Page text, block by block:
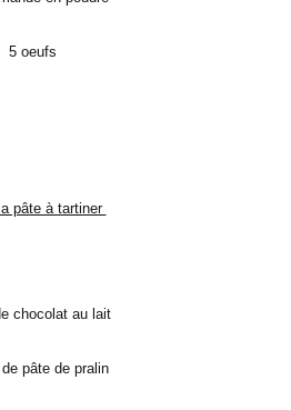
5 oeufs
pâte à tartiner
chocolat au lait
pâte de pralin